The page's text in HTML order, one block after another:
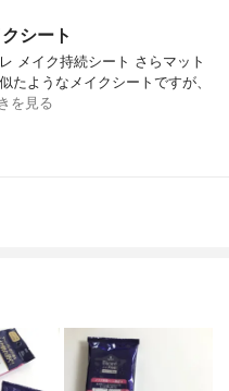
シート
メイク持続シート さらマット
たようなメイクシートですが、
を見る